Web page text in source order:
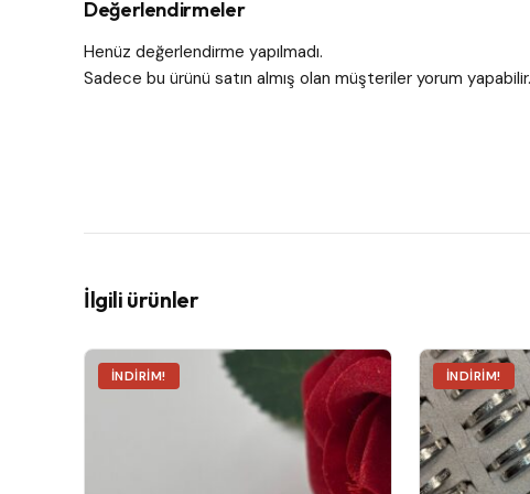
Değerlendirmeler
Henüz değerlendirme yapılmadı.
Sadece bu ürünü satın almış olan müşteriler yorum yapabilir.
İlgili ürünler
İNDIRIM! İNDIRIM!